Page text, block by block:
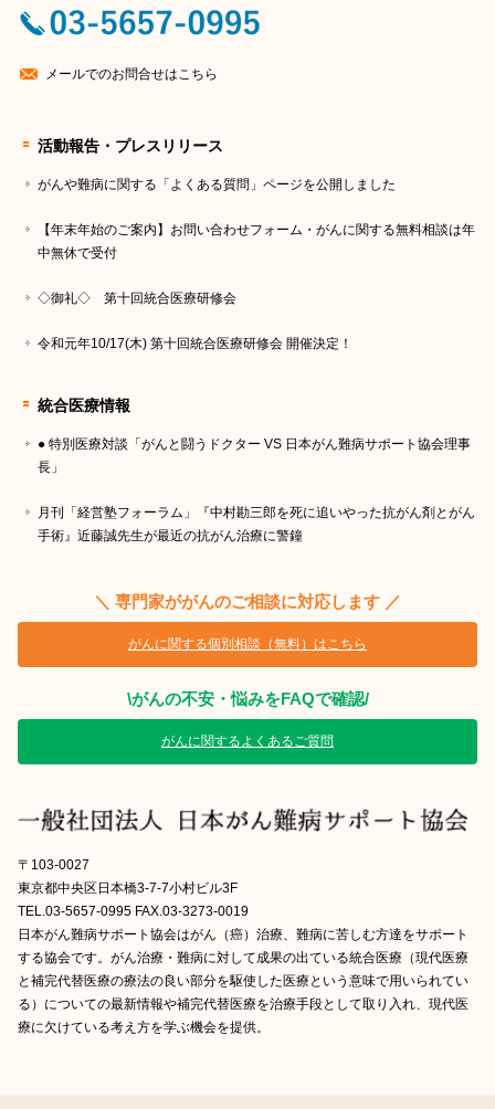
メールでのお問合せはこちら
活動報告・プレスリリース
がんや難病に関する「よくある質問」ページを公開しました
【年末年始のご案内】お問い合わせフォーム・がんに関する無料相談は年
中無休で受付
◇御礼◇ 第十回統合医療研修会
令和元年10/17(木) 第十回統合医療研修会 開催決定！
統合医療情報
● 特別医療対談「がんと闘うドクター VS 日本がん難病サポート協会理事
長」
月刊「経営塾フォーラム」『中村勘三郎を死に追いやった抗がん剤とがん
手術』近藤誠先生が最近の抗がん治療に警鐘
＼ 専門家ががんのご相談に対応します ／
がんに関する個別相談（無料）はこちら
\がんの不安・悩みをFAQで確認/
がんに関するよくあるご質問
〒103-0027
東京都中央区日本橋3-7-7小村ビル3F
TEL.03-5657-0995 FAX.03-3273-0019
日本がん難病サポート協会はがん（癌）治療、難病に苦しむ方達をサポート
する協会です。がん治療・難病に対して成果の出ている統合医療（現代医療
と補完代替医療の療法の良い部分を駆使した医療という意味で用いられてい
る）についての最新情報や補完代替医療を治療手段として取り入れ、現代医
療に欠けている考え方を学ぶ機会を提供。